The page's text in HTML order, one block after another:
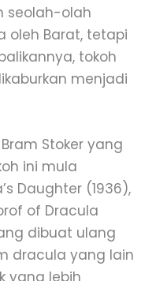
seolah-olah
oleh Barat, tetapi
tokoh
menjadi
Stoker yang
ini mula
Daughter (1936),
of Dracula
dibuat ulang
dracula yang lain
yang lebih